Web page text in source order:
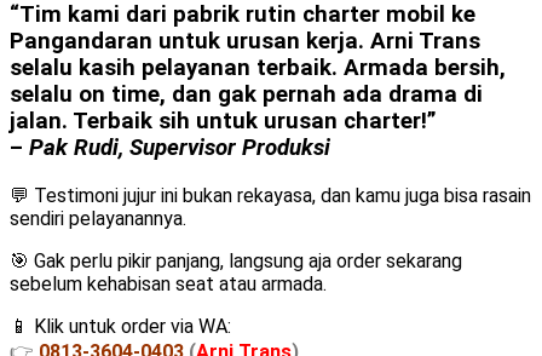
“Tim kami dari pabrik rutin charter mobil ke
Pangandaran untuk urusan kerja. Arni Trans
selalu kasih pelayanan terbaik. Armada bersih,
selalu on time, dan gak pernah ada drama di
jalan. Terbaik sih untuk urusan charter!”
– Pak Rudi, Supervisor Produksi
💬 Testimoni jujur ini bukan rekayasa, dan kamu juga bisa rasain
sendiri pelayanannya.
🎯 Gak perlu pikir panjang, langsung aja order sekarang
sebelum kehabisan seat atau armada.
📱 Klik untuk order via WA: